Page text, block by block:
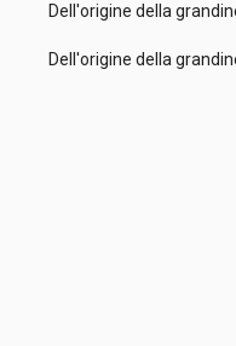
Dell'origine della
Dell'origine della